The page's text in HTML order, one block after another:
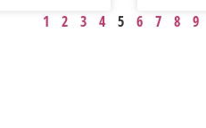
1 2 3 4 5 6 7 8 9